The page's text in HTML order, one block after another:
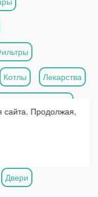
Котлы Лекарства
Двери
сайта. Продолжая,